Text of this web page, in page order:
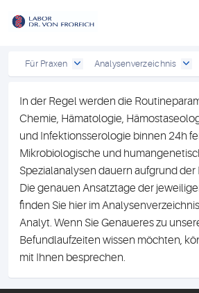
Für Praxen Analysenverzeichnis
In der Regel werden die
Chemie, Hämatologie,
und Infektionsserologie binnen 24h
Mikrobiologische und
Spezialanalysen dauern aufgrund
Die genauen Ansatztage der
finden Sie hier im
Analyt. Wenn Sie Genaueres zu
Befundlaufzeiten wissen möchten,
mit Ihnen besprechen.